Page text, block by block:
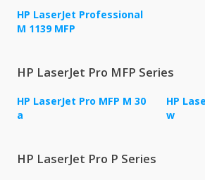
HP LaserJet Professional
M 1139 MFP
HP LaserJet Pro MFP Series
HP LaserJet Pro MFP M 30
a
HP
w
HP LaserJet Pro P Series